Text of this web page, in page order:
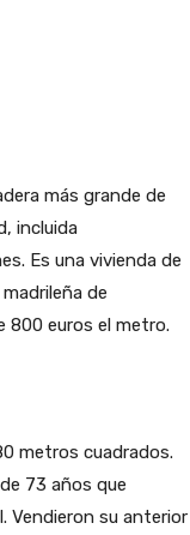
más grande de
incluida
Es una vivienda de
de
800 euros el metro.
metros cuadrados.
73 años que
Vendieron su anterior